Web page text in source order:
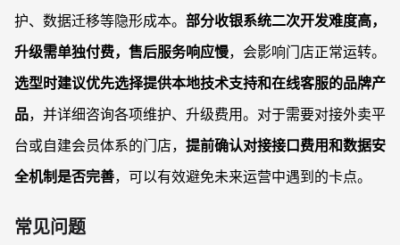
护、数据迁移等隐形成本。 部分收银系统二次开发难度高，
升级需单独付费，售后服务响应慢，会影响门店正常运转。
选型时建议优先选择提供本地技术支持和在线客服的品牌产
品，并详细咨询各项维护、升级费用。对于需要对接外卖平
台或自建会员体系的门店， 提前确认对接接口费用和数据安
全机制是否完善，可以有效避免未来运营中遇到的卡点。
常见问题